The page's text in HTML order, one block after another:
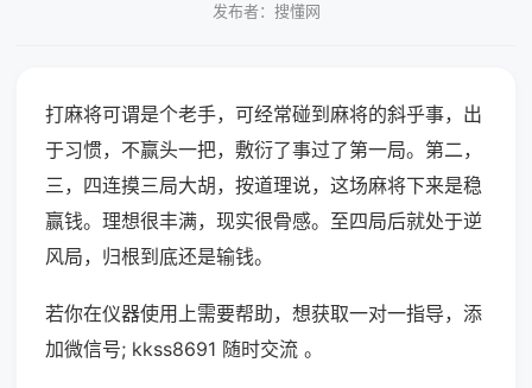
发布者：搜懂网
打麻将可谓是个老手，可经常碰到麻将的斜乎事，出
于习惯，不赢头一把，敷衍了事过了第一局。第二，
三，四连摸三局大胡，按道理说，这场麻将下来是稳
赢钱。理想很丰满，现实很骨感。至四局后就处于逆
风局，归根到底还是输钱。
若你在仪器使用上需要帮助，想获取一对一指导，添
加微信号; kkss8691 随时交流 。